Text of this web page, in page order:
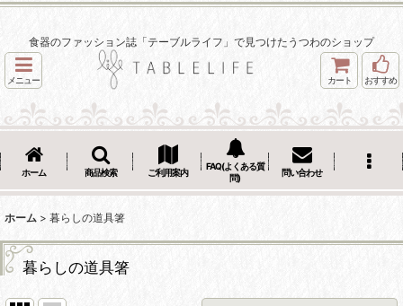
食器のファッション誌「テーブルライフ」で見つけたうつわのショップ
メニュー カート おすすめ
ホーム 商品検索 ご利用案内
FAQ(よくある質
問)
問い合わせ
ホーム > 暮らしの道具箸
暮らしの道具箸